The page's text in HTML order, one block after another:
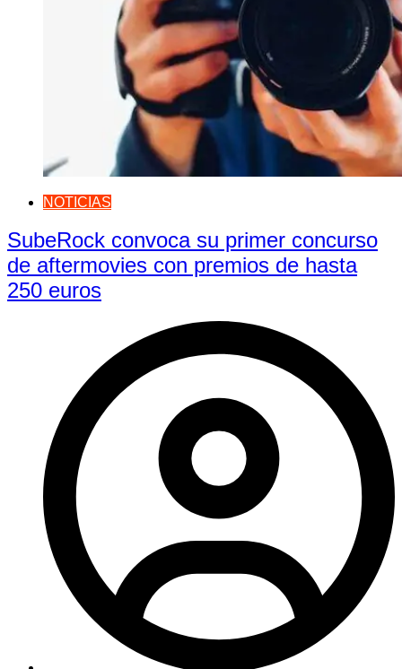
NOTICIAS
SubeRock convoca su primer concurso
de aftermovies con premios de hasta
250 euros